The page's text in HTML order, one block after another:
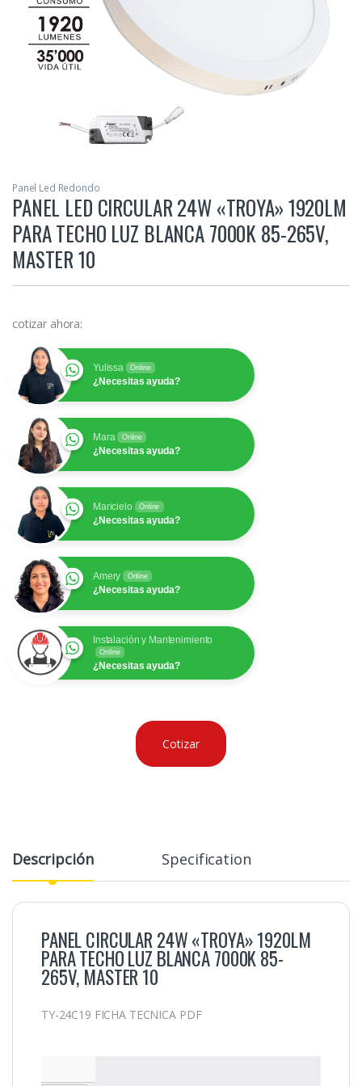
Panel Led Redondo
PANEL LED CIRCULAR 24W «TROYA» 1920LM
PARA TECHO LUZ BLANCA 7000K 85-265V,
MASTER 10
cotizar ahora:
Yulissa Online
¿Necesitas ayuda?
Mara Online
¿Necesitas ayuda?
Maricielo Online
¿Necesitas ayuda?
Amery Online
¿Necesitas ayuda?
Instalación y Mantenimiento
Online
¿Necesitas ayuda?
Cotizar
Descripción Specification
PANEL CIRCULAR 24W «TROYA» 1920LM
PARA TECHO LUZ BLANCA 7000K 85-
265V, MASTER 10
TY-24C19 FICHA TECNICA PDF